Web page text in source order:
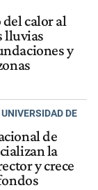
calor al
lluvias
y
DE
de
la
y crece